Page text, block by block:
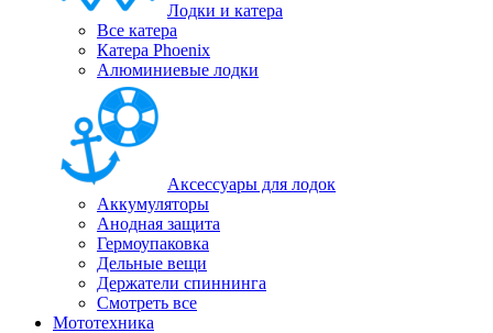
Лодки и катера
Все катера
Катера Phoenix
Алюминиевые лодки
Аксессуары для лодок
Аккумуляторы
Анодная защита
Гермоупаковка
Дельные вещи
Держатели спиннинга
Смотреть все
Мототехника